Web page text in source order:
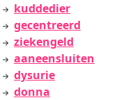
kuddedier
gecentreerd
ziekengeld
aaneensluiten
dysurie
donna